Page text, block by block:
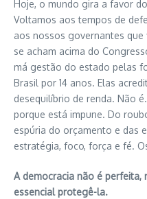
Hoje, o mundo gira a favor
Voltamos aos tempos de
aos nossos governantes
se acham acima do
má gestão do estado pelas
Brasil por 14 anos. Elas
desequilíbrio de renda. Não
porque está impune. Do
espúria do orçamento e das
estratégia, foco, força e fé.
A democracia não é perfeita,
essencial protegê-la.